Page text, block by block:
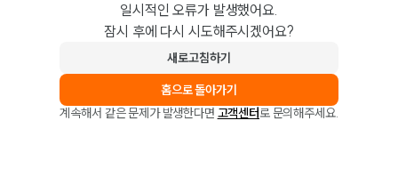
일시적인 오류가 발생했어요.
잠시 후에 다시 시도해주시겠어요?
새로고침하기
홈으로 돌아가기
계속해서 같은 문제가 발생한다면 고객센터로 문의해주세요.